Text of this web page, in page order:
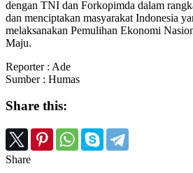
dengan TNI dan Forkopimda dalam
dan menciptakan masyarakat Indonesia
melaksanakan Pemulihan Ekonomi
Maju.
Reporter : Ade
Sumber : Humas
Share this:
Share